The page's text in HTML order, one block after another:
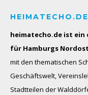
HEIMATECHO.DE
heimatecho.de ist ein
für Hamburgs
mit den thematischen
Geschäftswelt,
Stadtteilen der